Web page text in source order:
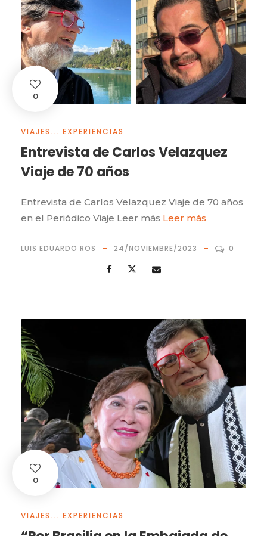
0
VIAJES... EXPERIENCIAS
Entrevista de Carlos Velazquez
Viaje de 70 años
Entrevista de Carlos Velazquez Viaje de 70 años
en el Periódico Viaje Leer más Leer más
LUIS EDUARDO ROS 24/NOVIEMBRE/2023 0
0
VIAJES... EXPERIENCIAS